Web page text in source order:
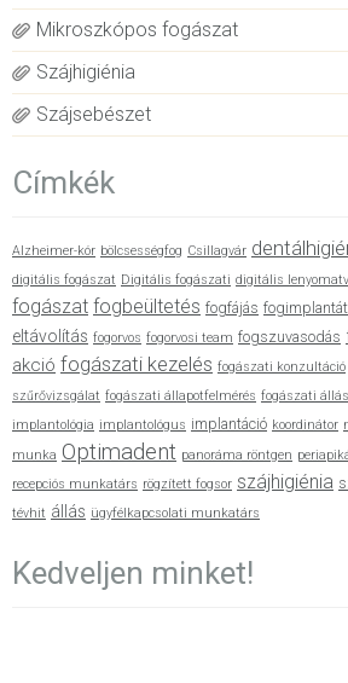
Mikroszkópos fogászat
Szájhigiénia
Szájsebészet
Címkék
Alzheimer-kór bölcsességfog Csillagvár
digitális fogászat Digitális fogászati digitális
fogászat fogbeültetés fogfájás
eltávolítás fogorvos fogorvosi team fogszuvasodás
akció fogászati kezelés fogászati konzultáció
szűrővizsgálat fogászati állapotfelmérés fogászati állás
implantológia implantológus implantáció koordinátor
munka Optimadent panoráma röntgen
recepciós munkatárs rögzített fogsor szájhigiénia
tévhit állás ügyfélkapcsolati munkatárs
Kedveljen minket!